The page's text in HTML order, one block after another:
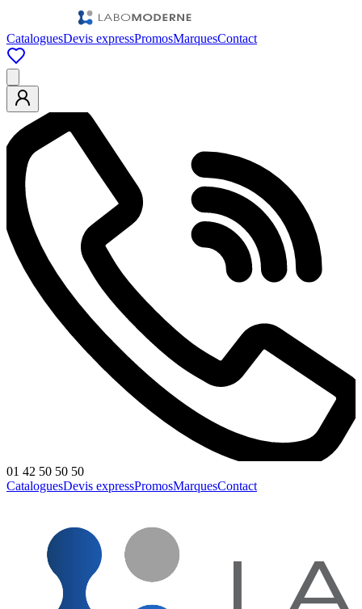
CataloguesDevis expressPromosMarquesContact
01 42 50 50 50
CataloguesDevis expressPromosMarquesContact